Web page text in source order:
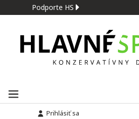
Podporte HS
Prihlásiť sa